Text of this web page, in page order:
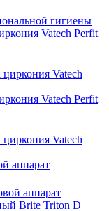
Vatech Perfit
Vatech Perfit
аппарат
Brite Triton D